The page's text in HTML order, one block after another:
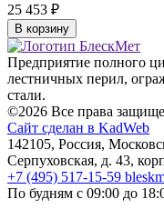
25 453 ₽
В корзину
Предприятие полного
лестничных перил,
стали.
©2026 Все права
Сайт сделан в KadWeb
142105, Россия,
Серпуховская, д. 43,
+7 (495) 517-15-59
По будням с 09:00 до